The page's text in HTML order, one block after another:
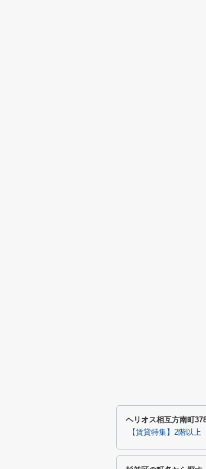
ヘリオス相互方南町
【賃貸特集】2階以上